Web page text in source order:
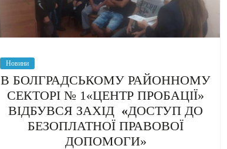
Новини
В БОЛГРАДСЬКОМУ РАЙОННОМУ
СЕКТОРІ № 1«ЦЕНТР ПРОБАЦІЇ»
ВІДБУВСЯ ЗАХІД «ДОСТУП ДО
БЕЗОПЛАТНОЇ ПРАВОВОЇ
ДОПОМОГИ»